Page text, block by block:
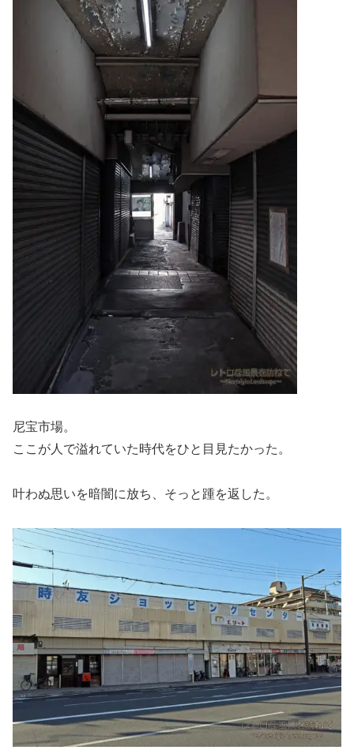
尼宝市場。
ここが人で溢れていた時代をひと目見たかった。
叶わぬ思いを暗闇に放ち、そっと踵を返した。